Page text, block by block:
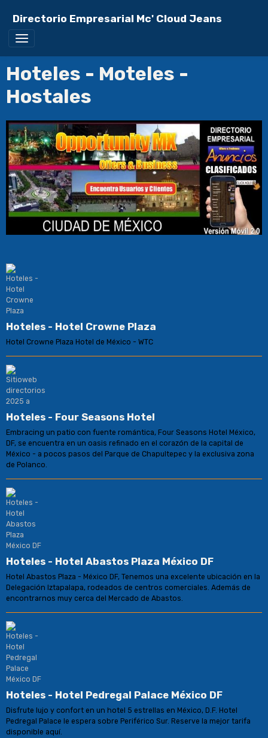
Directorio Empresarial Mc' Cloud Jeans
Hoteles - Moteles -
Hostales
Hoteles - Hotel Crowne Plaza
Hotel Crowne Plaza Hotel de México - WTC
Hoteles - Four Seasons Hotel
Embracing un patio con fuente romántica, Four Seasons Hotel México,
DF, se encuentra en un oasis refinado en el corazón de la capital de
México - a pocos pasos del Parque de Chapultepec y la exclusiva zona
de Polanco.
Hoteles - Hotel Abastos Plaza México DF
Hotel Abastos Plaza - México DF, Tenemos una excelente ubicación en la
Delegación Iztapalapa, rodeados de centros comerciales. Además de
encontrarnos muy cerca del Mercado de Abastos.
Hoteles - Hotel Pedregal Palace México DF
Disfrute lujo y confort en un hotel 5 estrellas en México, D.F. Hotel
Pedregal Palace le espera sobre Periférico Sur. Reserve la mejor tarifa
disponible aquí.